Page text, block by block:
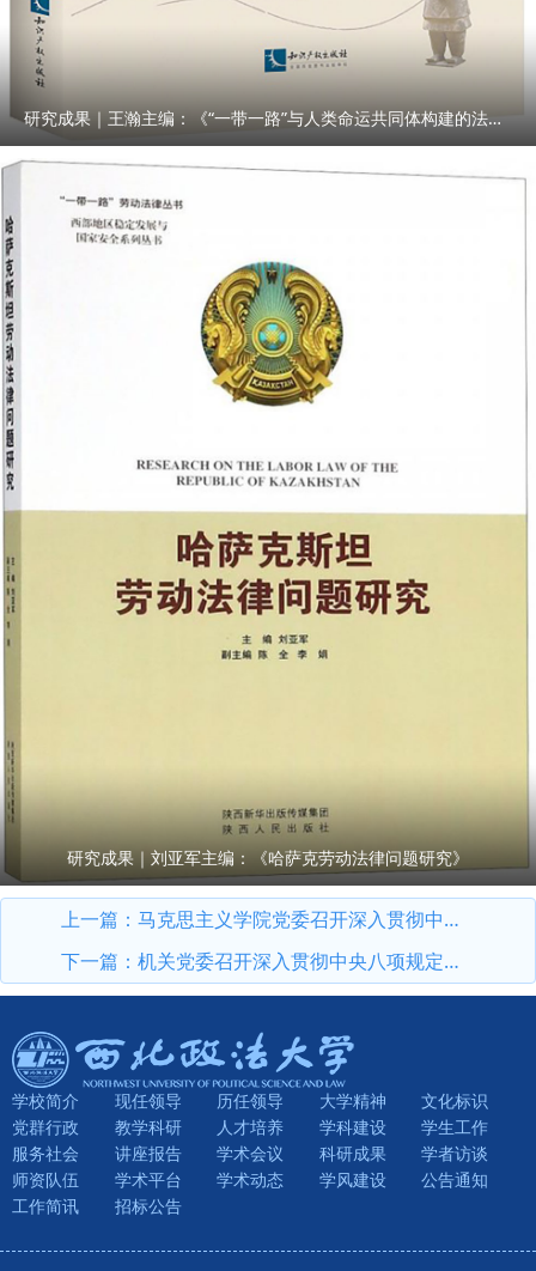
研究成果｜王瀚主编：《“一带一路”与人类命运共同体构建的法律与实践》
研究成果｜刘亚军主编：《哈萨克劳动法律问题研究》
上一篇： 马克思主义学院党委召开深入贯彻中央八项规定精神学习教育总结会议
下一篇： 机关党委召开深入贯彻中央八项规定精神学习教育总结会议
学校简介 现任领导 历任领导 大学精神
文化标识
党群行政
教学科研 人才培养 学科建设
学生工作
服务社会
讲座报告 学术会议 科研成果
学者访谈
师资队伍
学术平台 学术动态 学风建设
公告通知
工作简讯
招标公告